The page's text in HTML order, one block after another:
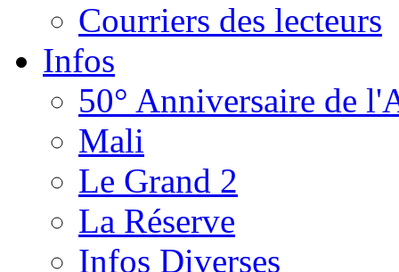
Courriers des lecteurs
Infos
50° Anniversaire de
Mali
Le Grand 2
La Réserve
Infos Diverses